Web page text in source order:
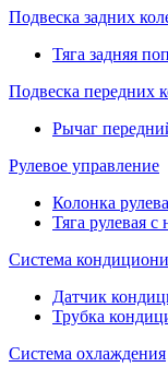
Подвеска задних
Тяга задняя
Подвеска передних
Рычаг
Рулевое управление
Колонка
Тяга рулевая
Система
Датчик
Трубка
Система охлаждения